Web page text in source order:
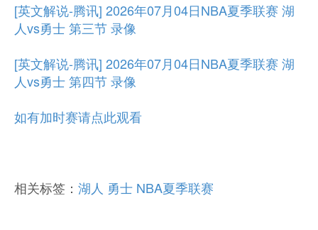
[英文解说-腾讯] 2026年07月04日NBA夏季联赛 湖
人vs勇士 第三节 录像
[英文解说-腾讯] 2026年07月04日NBA夏季联赛 湖
人vs勇士 第四节 录像
如有加时赛请点此观看
相关标签： 湖人 勇士 NBA夏季联赛